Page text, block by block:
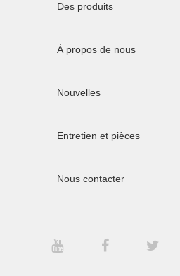
Des produits
À propos de nous
Nouvelles
Entretien et pièces
Nous contacter